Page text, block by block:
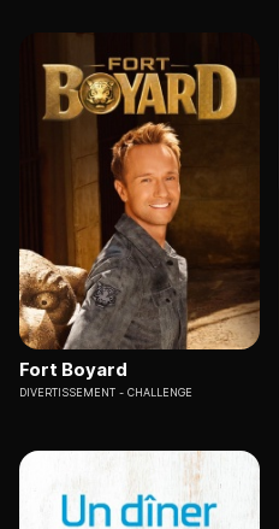
Fort Boyard
DIVERTISSEMENT CHALLENGE